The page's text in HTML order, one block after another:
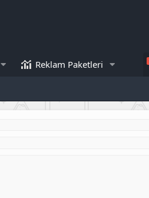
Reklam Paketleri